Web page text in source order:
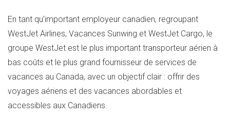
En tant qu'important employeur canadien, regroupant
WestJet Airlines, Vacances Sunwing et WestJet Cargo, le
groupe WestJet est le plus important transporteur aérien à
bas coûts et le plus grand fournisseur de services de
vacances au Canada, avec un objectif clair : offrir des
voyages aériens et des vacances abordables et
accessibles aux Canadiens.